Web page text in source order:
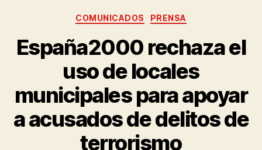
COMUNICADOS PRENSA
España2000 rechaza el
uso de locales
municipales para apoyar
a acusados de delitos de
terrorismo